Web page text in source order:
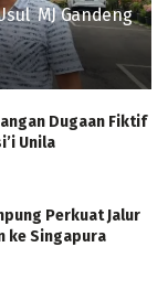
MJ Gandeng
Dugaan Fiktif
Unila
Perkuat Jalur
ke Singapura